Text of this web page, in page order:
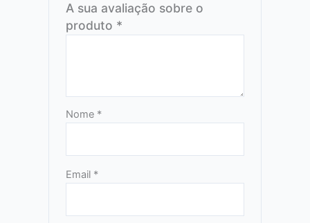
A sua avaliação sobre o
produto *
Nome *
Email *